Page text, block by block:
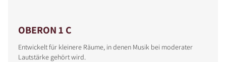
OBERON 1 C
Entwickelt für kleinere Räume, in denen Musik bei moderater
Lautstärke gehört wird.